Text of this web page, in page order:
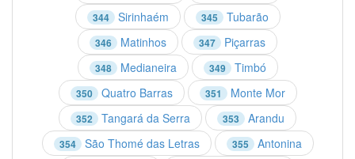
344 Sirinhaém 345 Tubarão
346 Matinhos 347 Piçarras
348 Medianeira 349 Timbó
350 Quatro Barras 351 Monte Mor
352 Tangará da Serra 353 Arandu
354 São Thomé das Letras 355 Antonina